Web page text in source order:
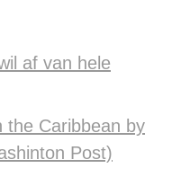
af van hele
the Caribbean by
Post)